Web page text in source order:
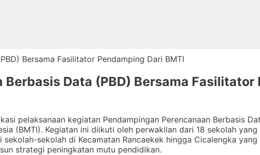
Data (PBD) Bersama Fasilitator
pelaksanaan kegiatan Pendampingan Perencanaan Berbasis
(BMTI). Kegiatan ini diikuti oleh perwakilan dari 18 sekolah
sekolah-sekolah di Kecamatan Rancaekek hingga Cicalengka
strategi peningkatan mutu pendidikan.